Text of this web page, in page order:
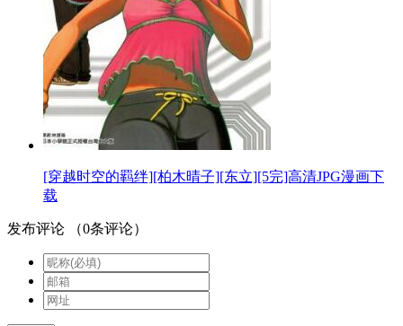
[穿越时空的羁绊][柏木晴子][东立][5完]高清JPG漫画下
载
发布评论 （0条评论）